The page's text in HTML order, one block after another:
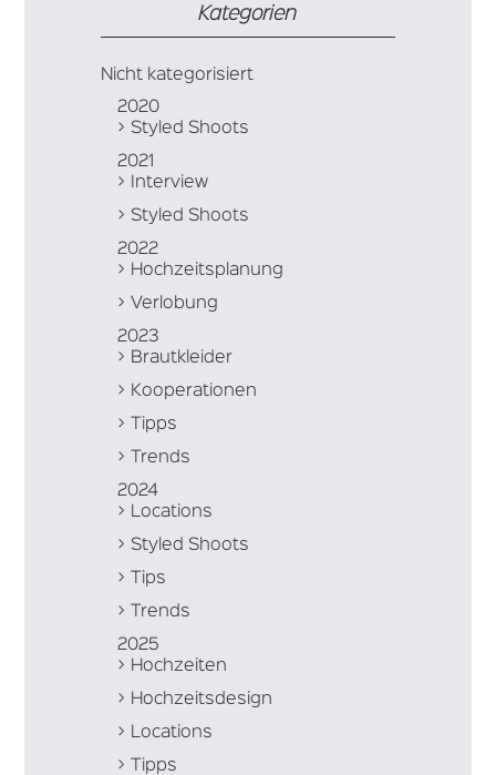
Kategorien
Nicht kategorisiert
2020
Styled Shoots
2021
Interview
Styled Shoots
2022
Hochzeitsplanung
Verlobung
2023
Brautkleider
Kooperationen
Tipps
Trends
2024
Locations
Styled Shoots
Tips
Trends
2025
Hochzeiten
Hochzeitsdesign
Locations
Tipps